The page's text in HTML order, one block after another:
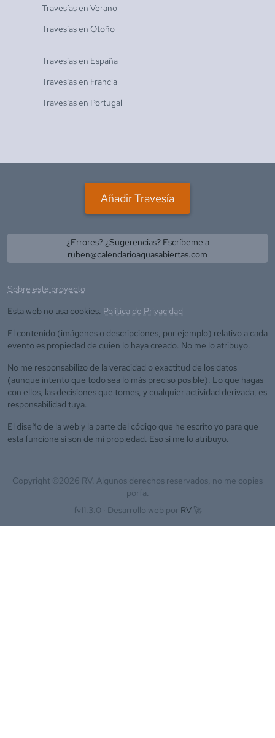
Travesías en Verano
Travesías en Otoño
Travesías en España
Travesías en Francia
Travesías en Portugal
Añadir Travesía
¿Errores? ¿Sugerencias? Escríbeme a
ruben@calendarioaguasabiertas.com
Sobre este proyecto
Esta web no usa cookies. Política de Privacidad
El contenido (imágenes o descripciones, por ejemplo) relativo a cada
evento es propiedad de quien lo haya creado. No me lo atribuyo.
No me responsabilizo de la veracidad o exactitud de los datos
(aunque intento que todo sea lo más preciso posible). Lo que hagas
con ellos, las decisiones que tomes, y cualquier actividad derivada, es
responsabilidad tuya.
El diseño de la web y la parte del código que he escrito yo para que
esta funcione sí son de mi propiedad. Eso sí me lo atribuyo.
Copyright ©2026 RV. Algunos derechos reservados, no me copies
porfa.
fv11.3.0 · Desarrollo web por RV 🚀